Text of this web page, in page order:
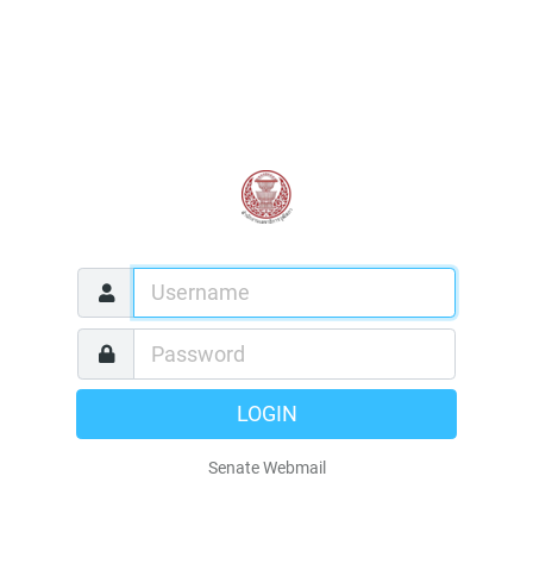
LOGIN
Senate Webmail